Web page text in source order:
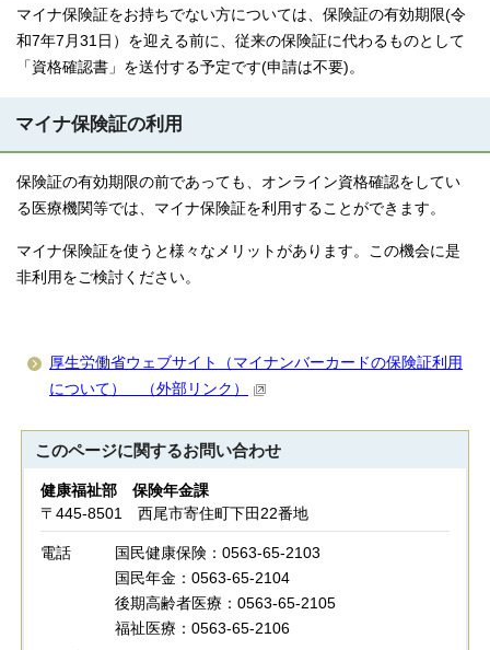
マイナ保険証をお持ちでない方については、保険証の有効期限(令
和7年7月31日）を迎える前に、従来の保険証に代わるものとして
「資格確認書」を送付する予定です(申請は不要)。
マイナ保険証の利用
保険証の有効期限の前であっても、オンライン資格確認をしてい
る医療機関等では、マイナ保険証を利用することができます。
マイナ保険証を使うと様々なメリットがあります。この機会に是
非利用をご検討ください。
厚生労働省ウェブサイト（マイナンバーカードの保険証利用
について） （外部リンク）
このページに関するお問い合わせ
健康福祉部 保険年金課
〒445-8501 西尾市寄住町下田22番地
電話
国民健康保険：0563-65-2103
国民年金：0563-65-2104
後期高齢者医療：0563-65-2105
福祉医療：0563-65-2106